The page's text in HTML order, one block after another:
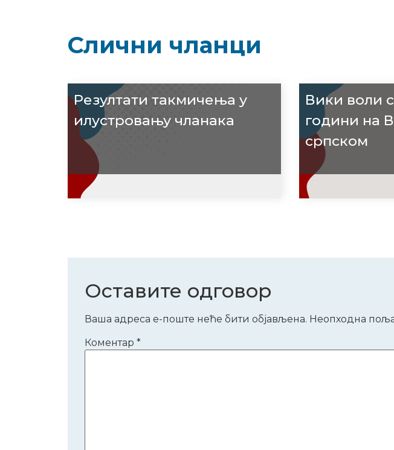
Слични чланци
Резултати такмичења у
илустровању чланака
Вики воли
години на
српском
Оставите одговор
Ваша адреса е-поште неће бити објављена. Неопходна
Коментар *